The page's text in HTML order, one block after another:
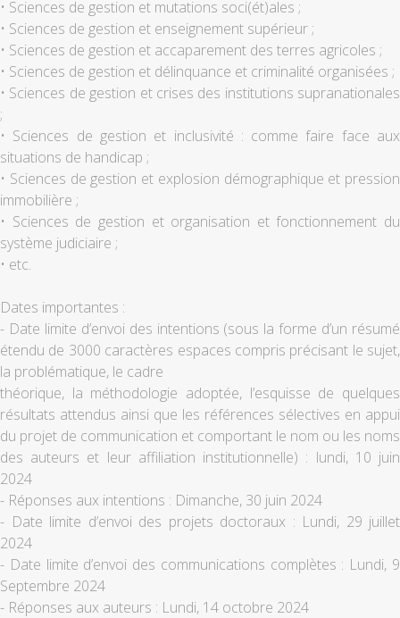
• Sciences de gestion et mutations soci(ét)ales ;
• Sciences de gestion et enseignement supérieur ;
• Sciences de gestion et accaparement des terres agricoles ;
• Sciences de gestion et délinquance et criminalité organisées ;
• Sciences de gestion et crises des institutions supranationales
;
• Sciences de gestion et inclusivité : comme faire face aux
situations de handicap ;
• Sciences de gestion et explosion démographique et pression
immobilière ;
• Sciences de gestion et organisation et fonctionnement du
système judiciaire ;
• etc.
Dates importantes :
- Date limite d’envoi des intentions (sous la forme d’un résumé
étendu de 3000 caractères espaces compris précisant le sujet,
la problématique, le cadre
théorique, la méthodologie adoptée, l’esquisse de quelques
résultats attendus ainsi que les références sélectives en appui
du projet de communication et comportant le nom ou les noms
des auteurs et leur affiliation institutionnelle) : lundi, 10 juin
2024
- Réponses aux intentions : Dimanche, 30 juin 2024
- Date limite d’envoi des projets doctoraux : Lundi, 29 juillet
2024
- Date limite d’envoi des communications complètes : Lundi, 9
Septembre 2024
- Réponses aux auteurs : Lundi, 14 octobre 2024